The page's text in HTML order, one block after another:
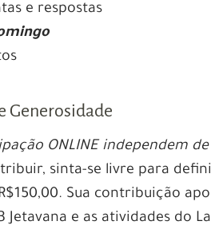
e respostas
Generosidade
ONLINE independem
sinta-se livre para
Sua contribuição
Jetavana e as atividades do